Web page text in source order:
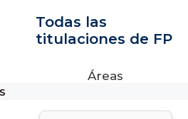
Todas las
titulaciones de FP
Áreas